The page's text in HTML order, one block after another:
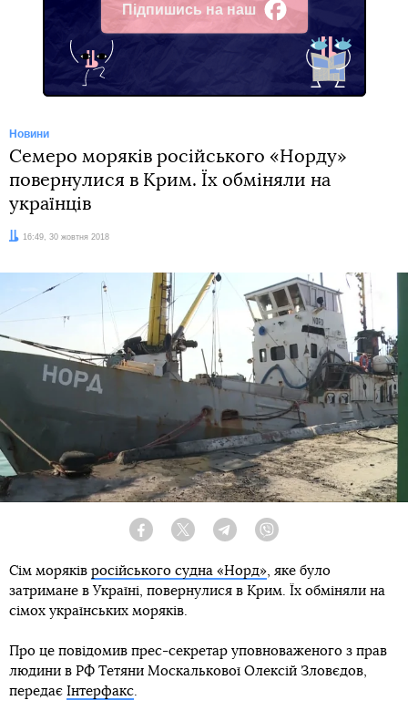
Підпишись на наш
Facebook
Новини
Семеро моряків російського «Норду»
повернулися в Крим. Їх обміняли на
українців
Дата:16:49, 30 жовтня 2018
Facebook Twitter Telegram
Сім моряків російського судна «Норд» , яке було
затримане в Україні, повернулися в Крим. Їх обміняли на
сімох українських моряків.
Про це повідомив прес-секретар уповноваженого з прав
людини в РФ Тетяни Москалькової Олексій Зловєдов,
передає Інтерфакс